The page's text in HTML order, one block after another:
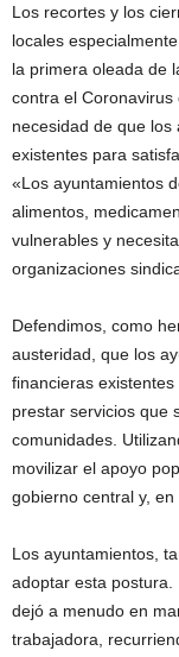
Los recortes y los
locales
la primera oleada de
contra el Coronavirus
necesidad de que
existentes para
«Los ayuntamientos
alimentos,
vulnerables y
organizaciones
Defendimos, como
austeridad, que los
financieras
prestar servicios que
comunidades.
movilizar el apoyo
gobierno central y, en
Los ayuntamientos,
adoptar esta postura.
dejó a menudo en
trabajadora,